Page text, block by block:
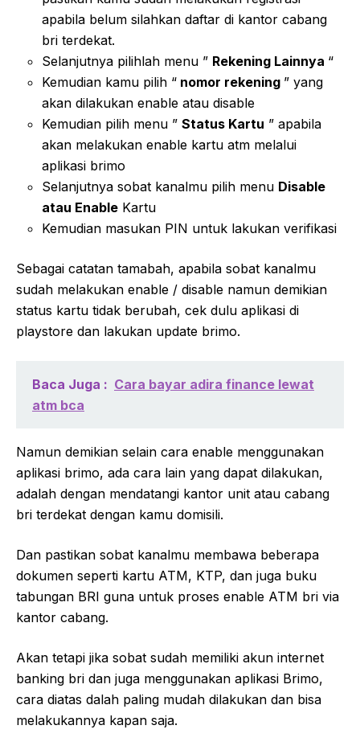
apabila belum silahkan daftar di kantor cabang
bri terdekat.
Selanjutnya pilihlah menu ” Rekening Lainnya “
Kemudian kamu pilih “ nomor rekening ” yang
akan dilakukan enable atau disable
Kemudian pilih menu ” Status Kartu ” apabila
akan melakukan enable kartu atm melalui
aplikasi brimo
Selanjutnya sobat kanalmu pilih menu Disable
atau Enable Kartu
Kemudian masukan PIN untuk lakukan verifikasi
Sebagai catatan tamabah, apabila sobat kanalmu
sudah melakukan enable / disable namun demikian
status kartu tidak berubah, cek dulu aplikasi di
playstore dan lakukan update brimo.
Baca Juga : Cara bayar adira finance lewat
atm bca
Namun demikian selain cara enable menggunakan
aplikasi brimo, ada cara lain yang dapat dilakukan,
adalah dengan mendatangi kantor unit atau cabang
bri terdekat dengan kamu domisili.
Dan pastikan sobat kanalmu membawa beberapa
dokumen seperti kartu ATM, KTP, dan juga buku
tabungan BRI guna untuk proses enable ATM bri via
kantor cabang.
Akan tetapi jika sobat sudah memiliki akun internet
banking bri dan juga menggunakan aplikasi Brimo,
cara diatas dalah paling mudah dilakukan dan bisa
melakukannya kapan saja.